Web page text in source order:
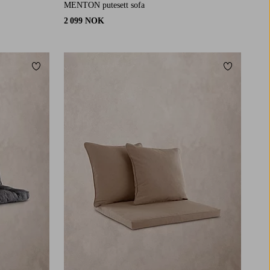
MENTON putesett sofa
2 099 NOK
Legg til favoritter Legg til